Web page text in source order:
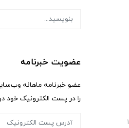
عضویت خبرنامه
عضو خبرنامه ماهانه
را در پست الکترونیک خود